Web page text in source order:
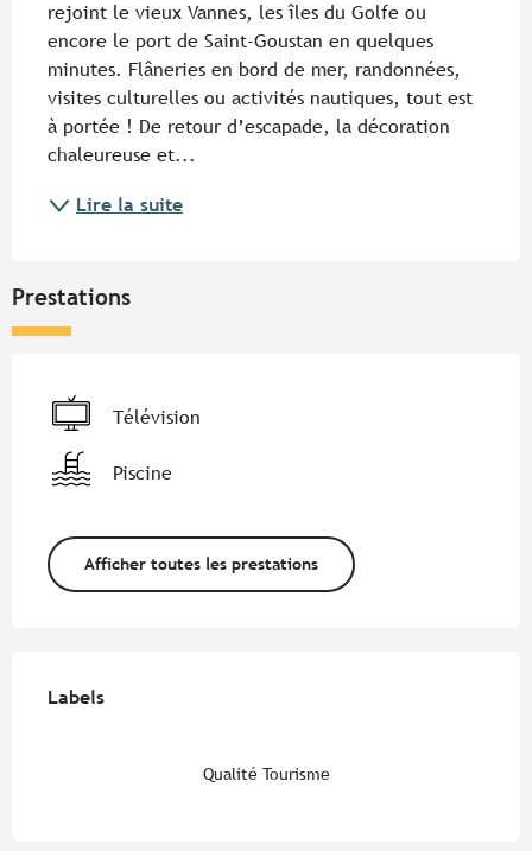
rejoint le vieux Vannes, les îles du Golfe ou
encore le port de Saint-Goustan en quelques
minutes. Flâneries en bord de mer, randonnées,
visites culturelles ou activités nautiques, tout est
à portée ! De retour d’escapade, la décoration
chaleureuse et...
Lire la suite
Prestations
Télévision
Piscine
Afficher toutes les prestations
Labels
Labels
Qualité Tourisme